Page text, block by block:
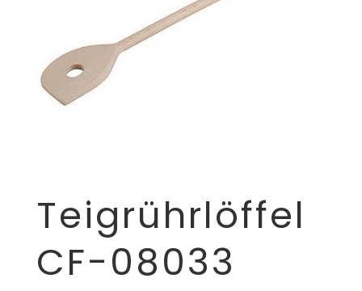
Teigrührlöffel
CF-08033